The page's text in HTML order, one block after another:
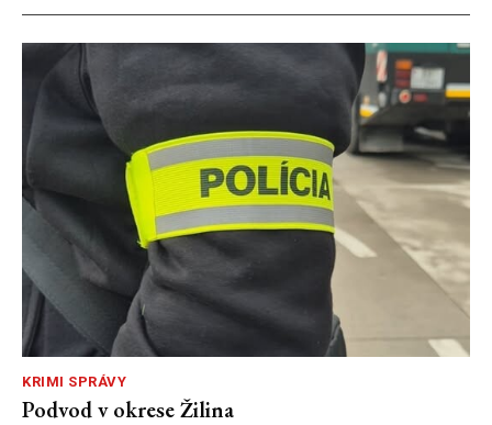
KRIMI SPRÁVY
Podvod v okrese Žilina